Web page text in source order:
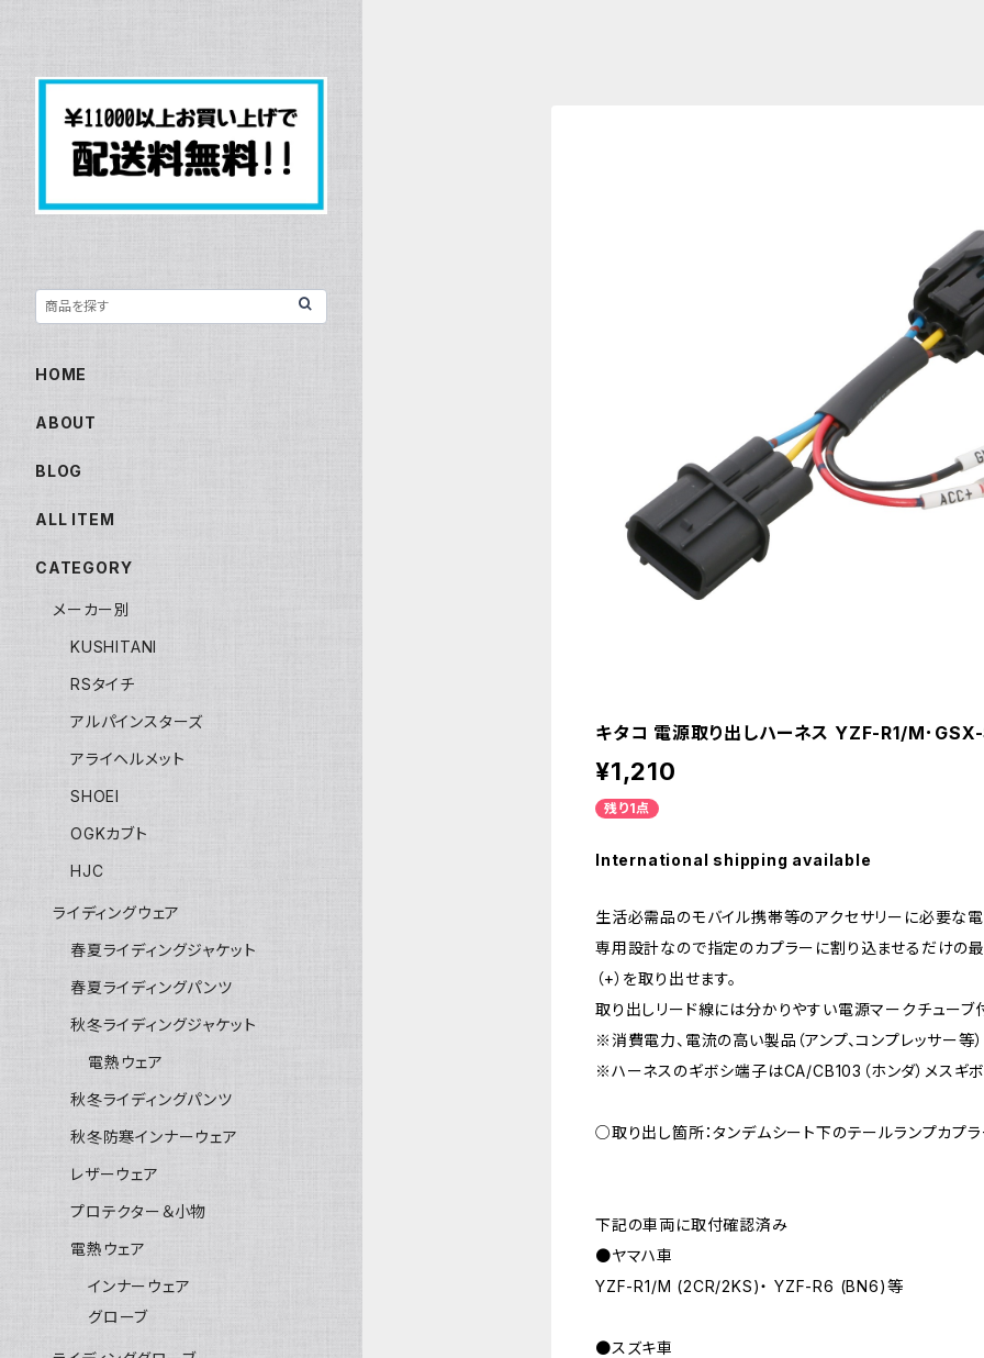
キタコ 電源取り出しハーネス YZF-R1/M･
¥1,210
残り1点
International shipping available
生活必需品のモバイル携帯等のアクセサリーに必要な電
専用設計なので指定のカプラーに割り込ませるだけの
（+）を取り出せます。
取り出しリード線には分かりやすい電源マークチューブ
※消費電力、電流の高い製品（アンプ、コンプレッサー等
※ハーネスのギボシ端子はCA/CB103（ホンダ）メスギボ
○取り出し箇所：タンデムシート下のテールランプカプラ
下記の車両に取付確認済み
●ヤマハ車
YZF-R1/M (2CR/2KS)・ YZF-R6 (BN6)等
●スズキ車
HOME
ABOUT
BLOG
ALL ITEM
CATEGORY
メーカー別
KUSHITANI
RSタイチ
アルパインスターズ
アライヘルメット
SHOEI
OGKカブト
HJC
ライディングウェア
春夏ライディングジャケット
春夏ライディングパンツ
秋冬ライディングジャケット
電熱ウェア
秋冬ライディングパンツ
秋冬防寒インナーウェア
レザーウェア
プロテクター＆小物
電熱ウェア
インナーウェア
グローブ